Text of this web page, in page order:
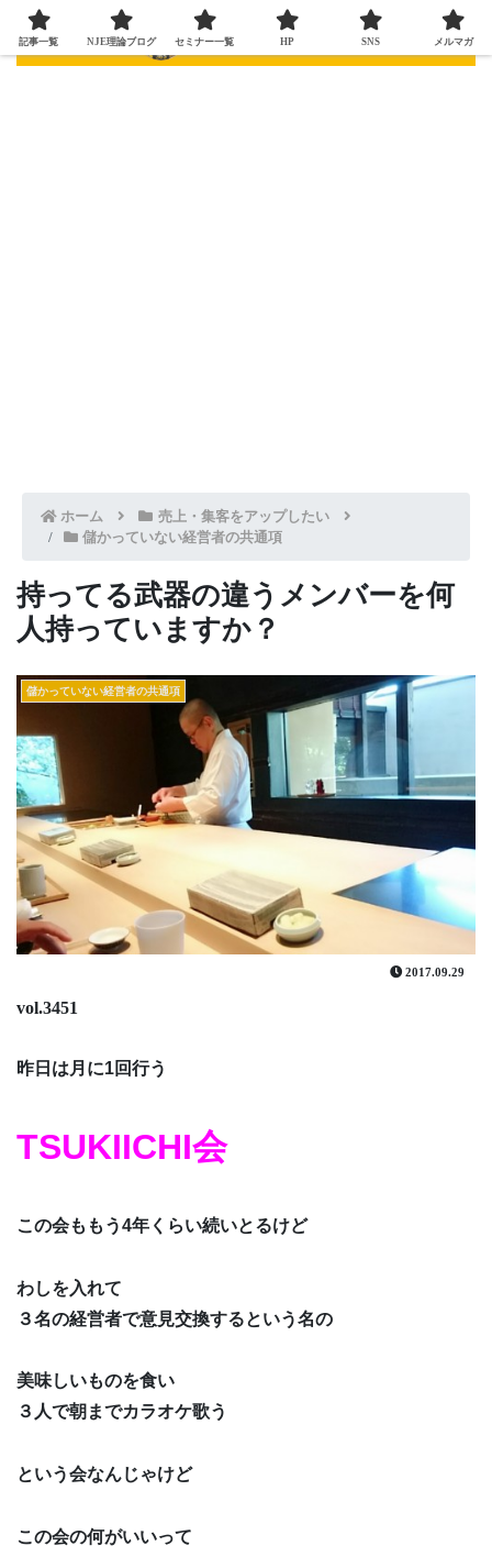
ホーム
売上・集客をアップしたい
儲かっていない経営者の共通項
持ってる武器の違うメンバーを何
人持っていますか？
儲かっていない経営者の共通項
2017.09.29
vol.3451
昨日は月に1回行う
TSUKIICHI会
この会ももう4年くらい続いとるけど
わしを入れて
３名の経営者で意見交換するという名の
美味しいものを食い
３人で朝までカラオケ歌う
という会なんじゃけど
この会の何がいいって
記事一覧 NJE理論ブログ セミナー一覧 HP SNS メルマガ